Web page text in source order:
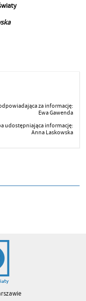
za informację:
Ewa Gawenda
udostępniająca informację:
Anna Laskowska